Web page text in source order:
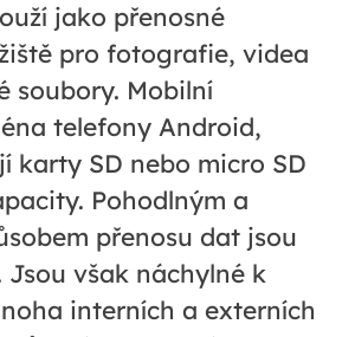
jako přenosné
pro fotografie, videa
soubory. Mobilní
telefony Android,
karty SD nebo micro SD
Pohodlným a
přenosu dat jsou
Jsou však náchylné k
interních a externích